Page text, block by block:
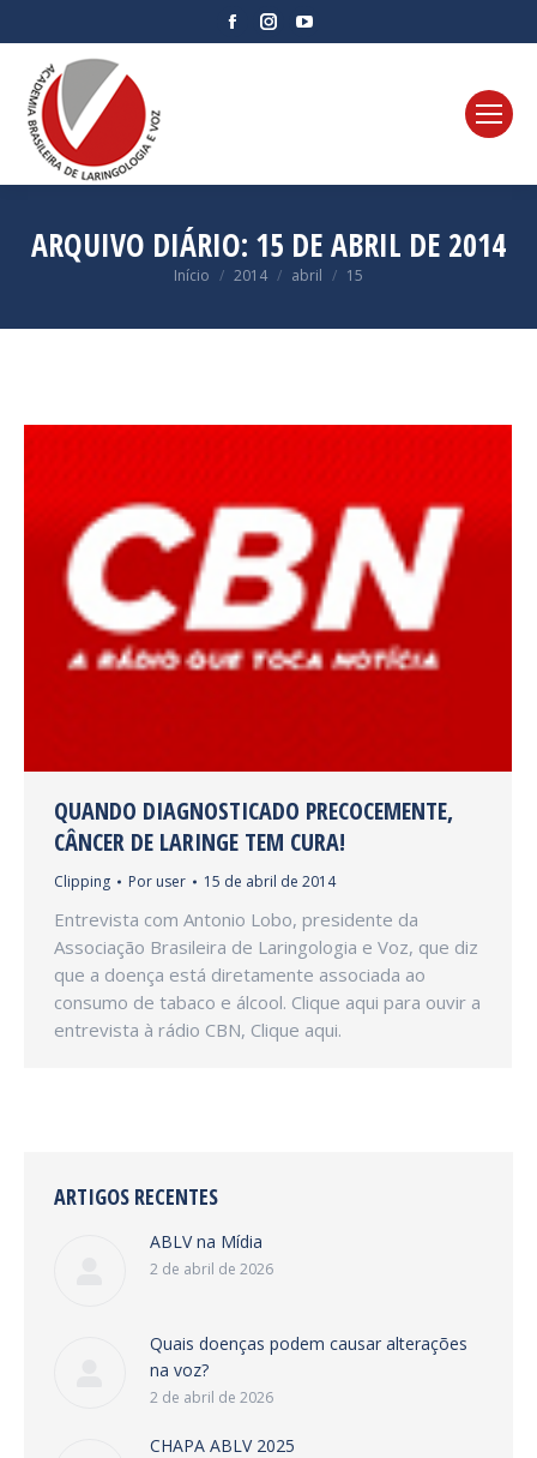
FacebookInstagram
ARQUIVO DIÁRIO: 15 DE ABRIL DE 2014
Você está aqui:
Início 2014 abril 15
QUANDO DIAGNOSTICADO PRECOCEMENTE,
CÂNCER DE LARINGE TEM CURA!
Clipping Por user 15 de abril de 2014
Entrevista com Antonio Lobo, presidente da
Associação Brasileira de Laringologia e Voz, que diz
que a doença está diretamente associada ao
consumo de tabaco e álcool. Clique aqui para ouvir a
entrevista à rádio CBN, Clique aqui.
ARTIGOS RECENTES
ABLV na Mídia
2 de abril de 2026
Quais doenças podem causar alterações
na voz?
2 de abril de 2026
CHAPA ABLV 2025